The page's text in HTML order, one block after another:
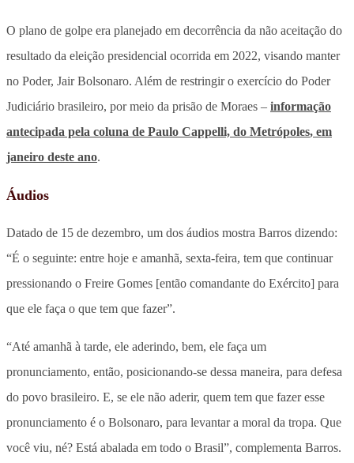
O plano de golpe era planejado em decorrência da não aceitação do
resultado da eleição presidencial ocorrida em 2022, visando manter
no Poder, Jair Bolsonaro. Além de restringir o exercício do Poder
Judiciário brasileiro, por meio da prisão de Moraes – informação
antecipada pela coluna de Paulo Cappelli, do Metrópoles, em
janeiro deste ano.
Áudios
Datado de 15 de dezembro, um dos áudios mostra Barros dizendo:
“É o seguinte: entre hoje e amanhã, sexta-feira, tem que continuar
pressionando o Freire Gomes [então comandante do Exército] para
que ele faça o que tem que fazer”.
“Até amanhã à tarde, ele aderindo, bem, ele faça um
pronunciamento, então, posicionando-se dessa maneira, para defesa
do povo brasileiro. E, se ele não aderir, quem tem que fazer esse
pronunciamento é o Bolsonaro, para levantar a moral da tropa. Que
você viu, né? Está abalada em todo o Brasil”, complementa Barros.